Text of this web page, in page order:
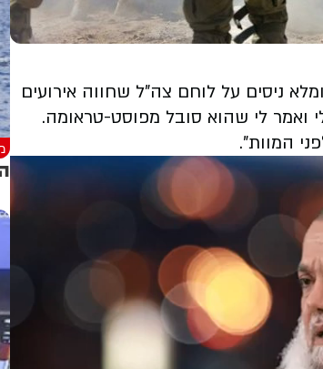
ניסים על לוחם צה"ל שחווה אירועים
ואמר לי שהוא סובל מפוסט-טראומה.
המוות".